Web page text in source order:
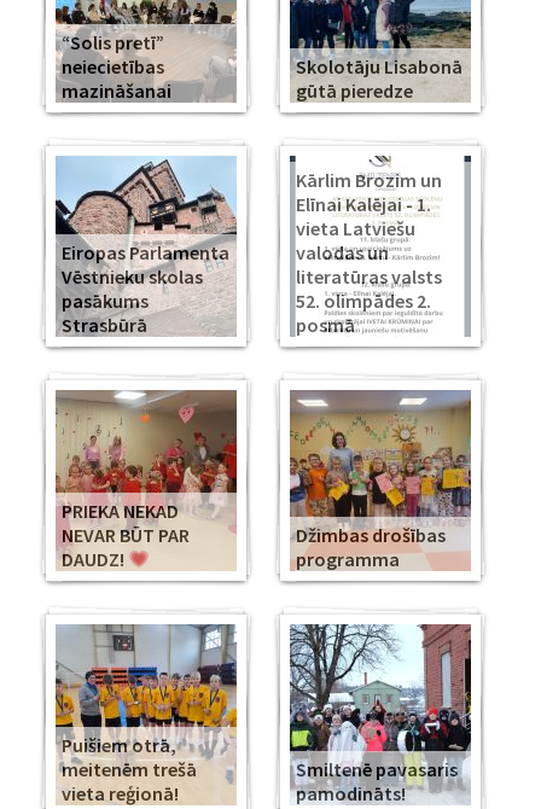
“Solis pretī”
neiecietības
mazināšanai
Skolotāju Lisabonā
gūtā pieredze
Eiropas Parlamenta
Vēstnieku skolas
pasākums
Strasbūrā
Kārlim Brozim un
Elīnai Kalējai - 1.
vieta Latviešu
valodas un
literatūras valsts
52. olimpādes 2.
posmā
PRIEKA NEKAD
NEVAR BŪT PAR
DAUDZ!
Džimbas drošības
programma
Puišiem otrā,
meitenēm trešā
vieta reģionā!
Smiltenē pavasaris
pamodināts!